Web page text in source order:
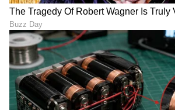
ಬಂಧನ: ಹಾಗಿದ್ದರೆ ರಾಖಿ ಹಬ್ಬದ
ನಿಜವಾದ ಮುಹೂರ್ತ ಯಾವುದು?
ಇಲ್ಲಿದೆ ಡಿಟೇಲ್ಸ್​
ವಸೀಕರ
ಸಂಪತ್ತು